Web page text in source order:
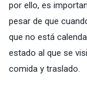
por ello, es
pesar de que
que no está
estado al que se
comida y traslado.